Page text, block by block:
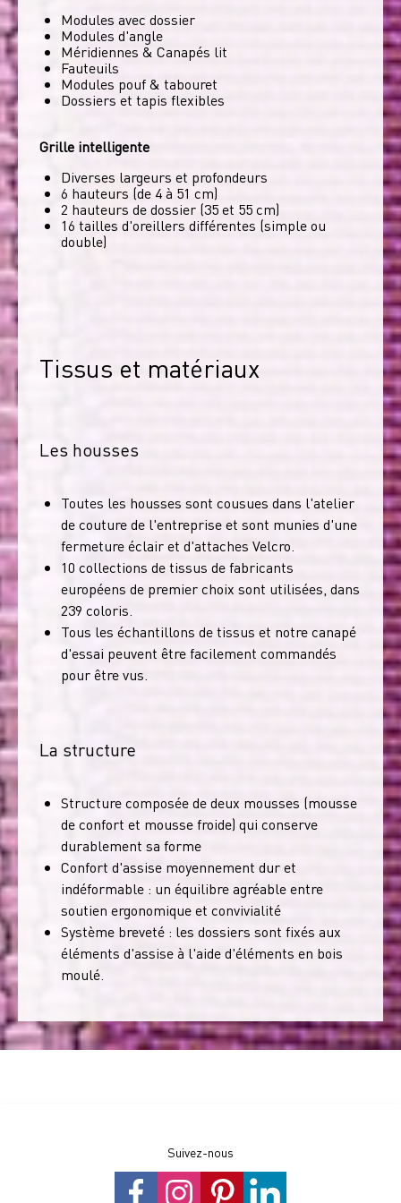
Modules avec dossier
Modules d'angle
Méridiennes & Canapés lit
Fauteuils
Modules pouf & tabouret
Dossiers et tapis flexibles
Grille intelligente
Diverses largeurs et profondeurs
6 hauteurs (de 4 à 51 cm)
2 hauteurs de dossier (35 et 55 cm)
16 tailles d'oreillers différentes (simple ou
double)
Tissus et matériaux
Les housses
Toutes les housses sont cousues dans l'atelier
de couture de l'entreprise et sont munies d'une
fermeture éclair et d'attaches Velcro.
10 collections de tissus de fabricants
européens de premier choix sont utilisées, dans
239 coloris.
Tous les échantillons de tissus et notre canapé
d'essai peuvent être facilement commandés
pour être vus.
La structure
Structure composée de deux mousses (mousse
de confort et mousse froide) qui conserve
durablement sa forme
Confort d'assise moyennement dur et
indéformable : un équilibre agréable entre
soutien ergonomique et convivialité
Système breveté : les dossiers sont fixés aux
éléments d'assise à l'aide d'éléments en bois
moulé.
Suivez-nous